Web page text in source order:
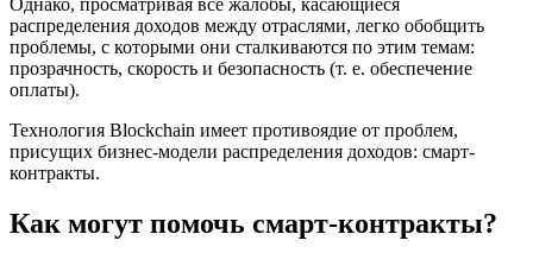
распределения доходов между отраслями, легко обобщить
проблемы, с которыми они сталкиваются по этим темам:
прозрачность, скорость и безопасность (т. е. обеспечение
оплаты).
Технология Blockchain имеет противоядие от проблем,
присущих бизнес-модели распределения доходов: смарт-
контракты.
Как могут помочь смарт-контракты?